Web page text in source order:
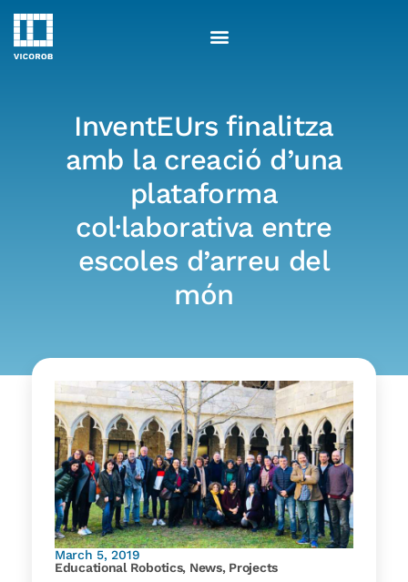
Skip
InventEUrs finalitza
amb la creació d’una
plataforma
col·laborativa entre
escoles d’arreu del
món
March 5, 2019
Educational Robotics, News, Projects